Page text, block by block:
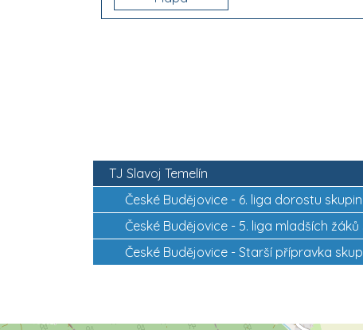
TJ Slavoj Temelín
České Budějovice - 6. liga dorostu
České Budějovice - 5. liga mladších žáků
České Budějovice - Starší přípravka